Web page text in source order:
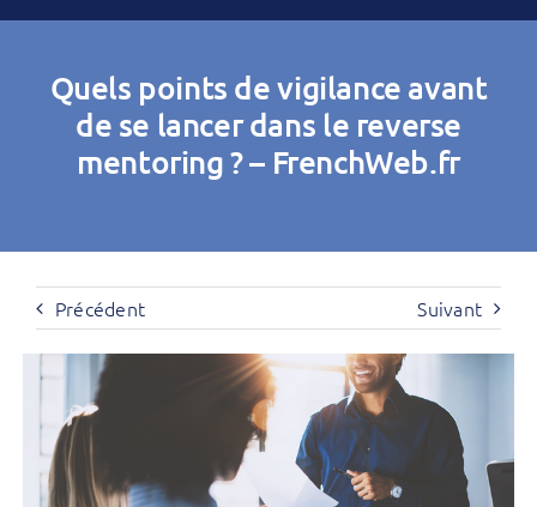
Publiez
Contact
Quels points de vigilance avant
de se lancer dans le reverse
mentoring ? – FrenchWeb.fr
Précédent Suivant